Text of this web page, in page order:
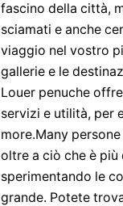
fascino della città,
sciamati e anche
viaggio nel vostro
gallerie e le
Louer penuche
servizi e utilità, per
more.Many
oltre a ciò che è
sperimentando le
grande. Potete